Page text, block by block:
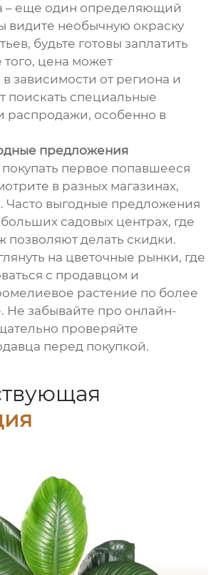
– еще один определяющий
видите необычную окраску
будьте готовы заплатить
цена может
зависимости от региона и
поискать специальные
распродажи, особенно в
предложения
первое попавшееся
в разных магазинах,
Часто выгодные предложения
садовых центрах, где
делать скидки.
на цветочные рынки, где
с продавцом и
растение по более
Не забывайте про онлайн-
проверяйте
перед покупкой.